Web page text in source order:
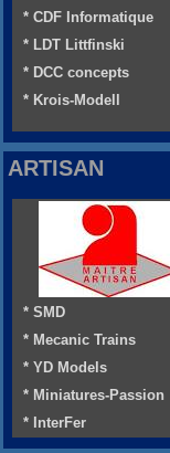
* CDF Informatique
* LDT Littfinski
* DCC concepts
* Krois-Modell
ARTISAN
* SMD
* Mecanic Trains
* YD Models
* Miniatures-Passion
* InterFer